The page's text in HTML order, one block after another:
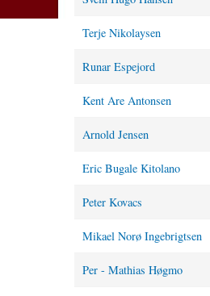
Terje Nikolaysen
Runar Espejord
Kent Are Antonsen
Arnold Jensen
Eric Bugale Kitolano
Peter Kovacs
Mikael Norø Ingebrigtsen
Per - Mathias Høgmo